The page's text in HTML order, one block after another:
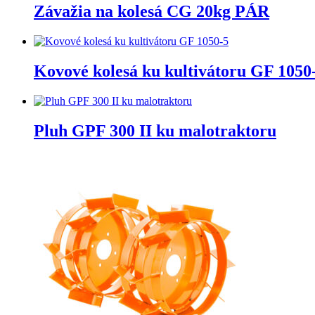
Závažia na kolesá CG 20kg PÁR
Kovové kolesá ku kultivátoru GF
Pluh GPF 300 II ku malotraktoru